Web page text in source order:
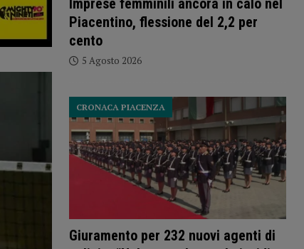
Imprese femminili ancora in calo nel
Piacentino, flessione del 2,2 per
cento
5 Agosto 2026
Giuramento per 232 nuovi agenti di
CRONACA PIACENZA